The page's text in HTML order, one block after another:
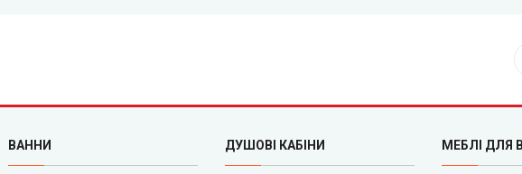
ВАННИ ДУШОВІ КАБІНИ МЕБЛІ ДЛЯ